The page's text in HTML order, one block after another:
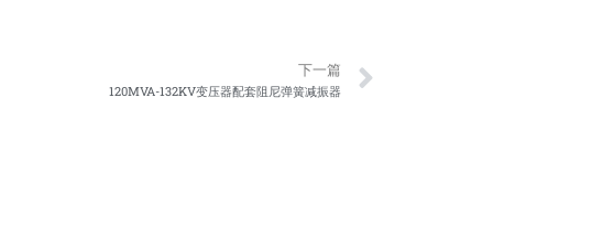
下一篇
120MVA-132KV变压器配套阻尼弹簧减振器